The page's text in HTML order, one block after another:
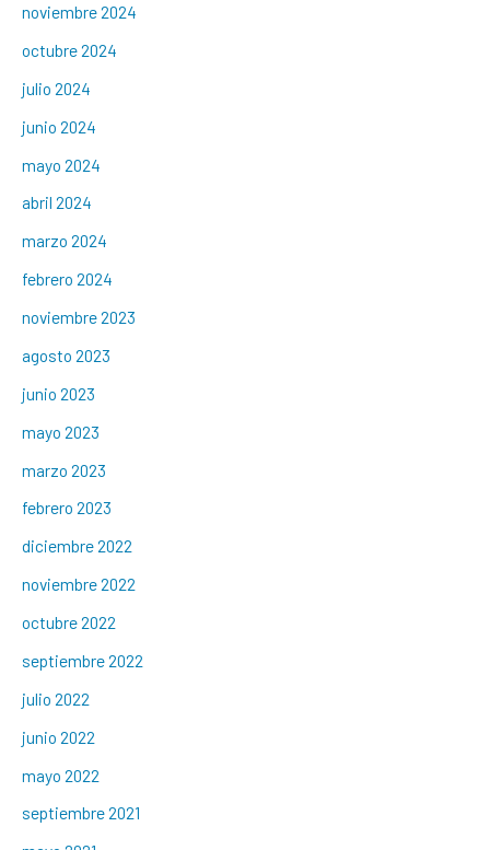
noviembre 2024
octubre 2024
julio 2024
junio 2024
mayo 2024
abril 2024
marzo 2024
febrero 2024
noviembre 2023
agosto 2023
junio 2023
mayo 2023
marzo 2023
febrero 2023
diciembre 2022
noviembre 2022
octubre 2022
septiembre 2022
julio 2022
junio 2022
mayo 2022
septiembre 2021